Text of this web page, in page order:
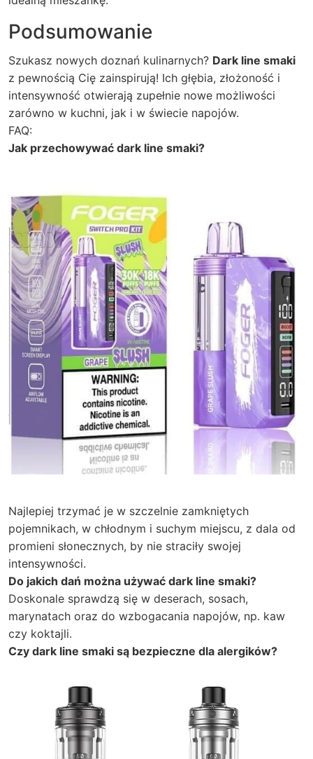
Podsumowanie
Szukasz nowych doznań kulinarnych? Dark line smaki
z pewnością Cię zainspirują! Ich głębia, złożoność i
intensywność otwierają zupełnie nowe możliwości
zarówno w kuchni, jak i w świecie napojów.
FAQ:
Jak przechowywać dark line smaki?
Najlepiej trzymać je w szczelnie zamkniętych
pojemnikach, w chłodnym i suchym miejscu, z dala od
promieni słonecznych, by nie straciły swojej
intensywności.
Do jakich dań można używać dark line smaki?
Doskonale sprawdzą się w deserach, sosach,
marynatach oraz do wzbogacania napojów, np. kaw
czy koktajli.
Czy dark line smaki są bezpieczne dla alergików?